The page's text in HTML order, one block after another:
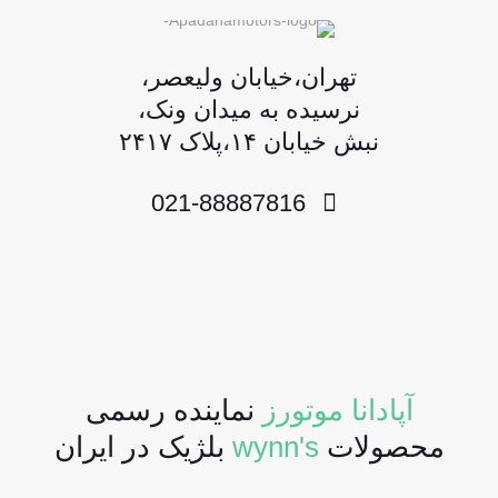
تهران،خیابان ولیعصر،
نرسیده به میدان ونک،
نبش خیابان ۱۴،پلاک ۲۴۱۷
آپادانا موتورز نماینده رسمی
محصولات wynn's بلژیک در ایران